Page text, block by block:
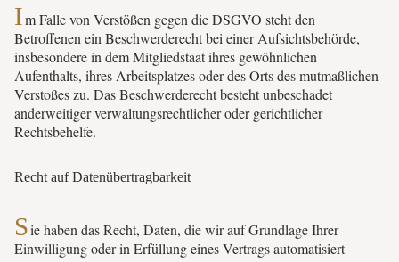
Im Falle von Verstößen gegen die DSGVO steht den
Betroffenen ein Beschwerderecht bei einer Aufsichtsbehörde,
insbesondere in dem Mitgliedstaat ihres gewöhnlichen
Aufenthalts, ihres Arbeitsplatzes oder des Orts des mutmaßlichen
Verstoßes zu. Das Beschwerderecht besteht unbeschadet
anderweitiger verwaltungsrechtlicher oder gerichtlicher
Rechtsbehelfe.
Recht auf Daten­übertrag­barkeit
Sie haben das Recht, Daten, die wir auf Grundlage Ihrer
Einwilligung oder in Erfüllung eines Vertrags automatisiert